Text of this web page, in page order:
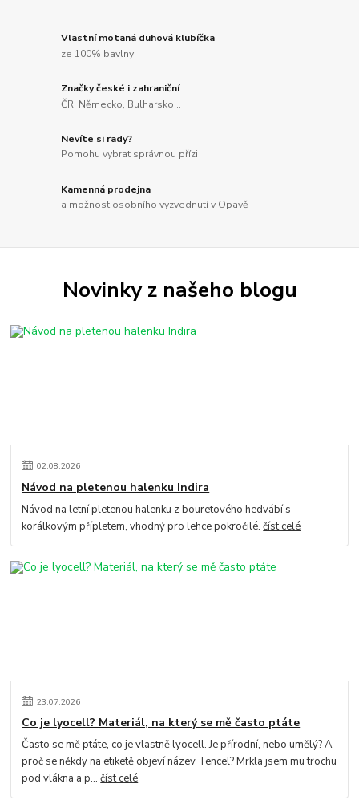
Vlastní motaná duhová klubíčka
ze 100% bavlny
Značky české i zahraniční
ČR, Německo, Bulharsko...
Nevíte si rady?
Pomohu vybrat správnou přízi
Kamenná prodejna
a možnost osobního vyzvednutí v Opavě
Novinky z našeho blogu
02.08.2026
Návod na pletenou halenku Indira
Návod na letní pletenou halenku z bouretového hedvábí s
korálkovým přípletem, vhodný pro lehce pokročilé.číst celé
23.07.2026
Co je lyocell? Materiál, na který se mě často ptáte
Často se mě ptáte, co je vlastně lyocell. Je přírodní, nebo umělý? A
proč se někdy na etiketě objeví název Tencel? Mrkla jsem mu trochu
pod vlákna a p...číst celé